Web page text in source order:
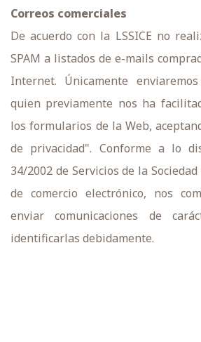
Correos comerciales
De acuerdo con la LSSICE no
SPAM a listados de e-mails
Internet. Únicamente
quien previamente nos ha
los formularios de la Web,
de privacidad". Conforme a lo
34/2002 de Servicios de la
de comercio electrónico, nos
enviar comunicaciones de
identificarlas debidamente.